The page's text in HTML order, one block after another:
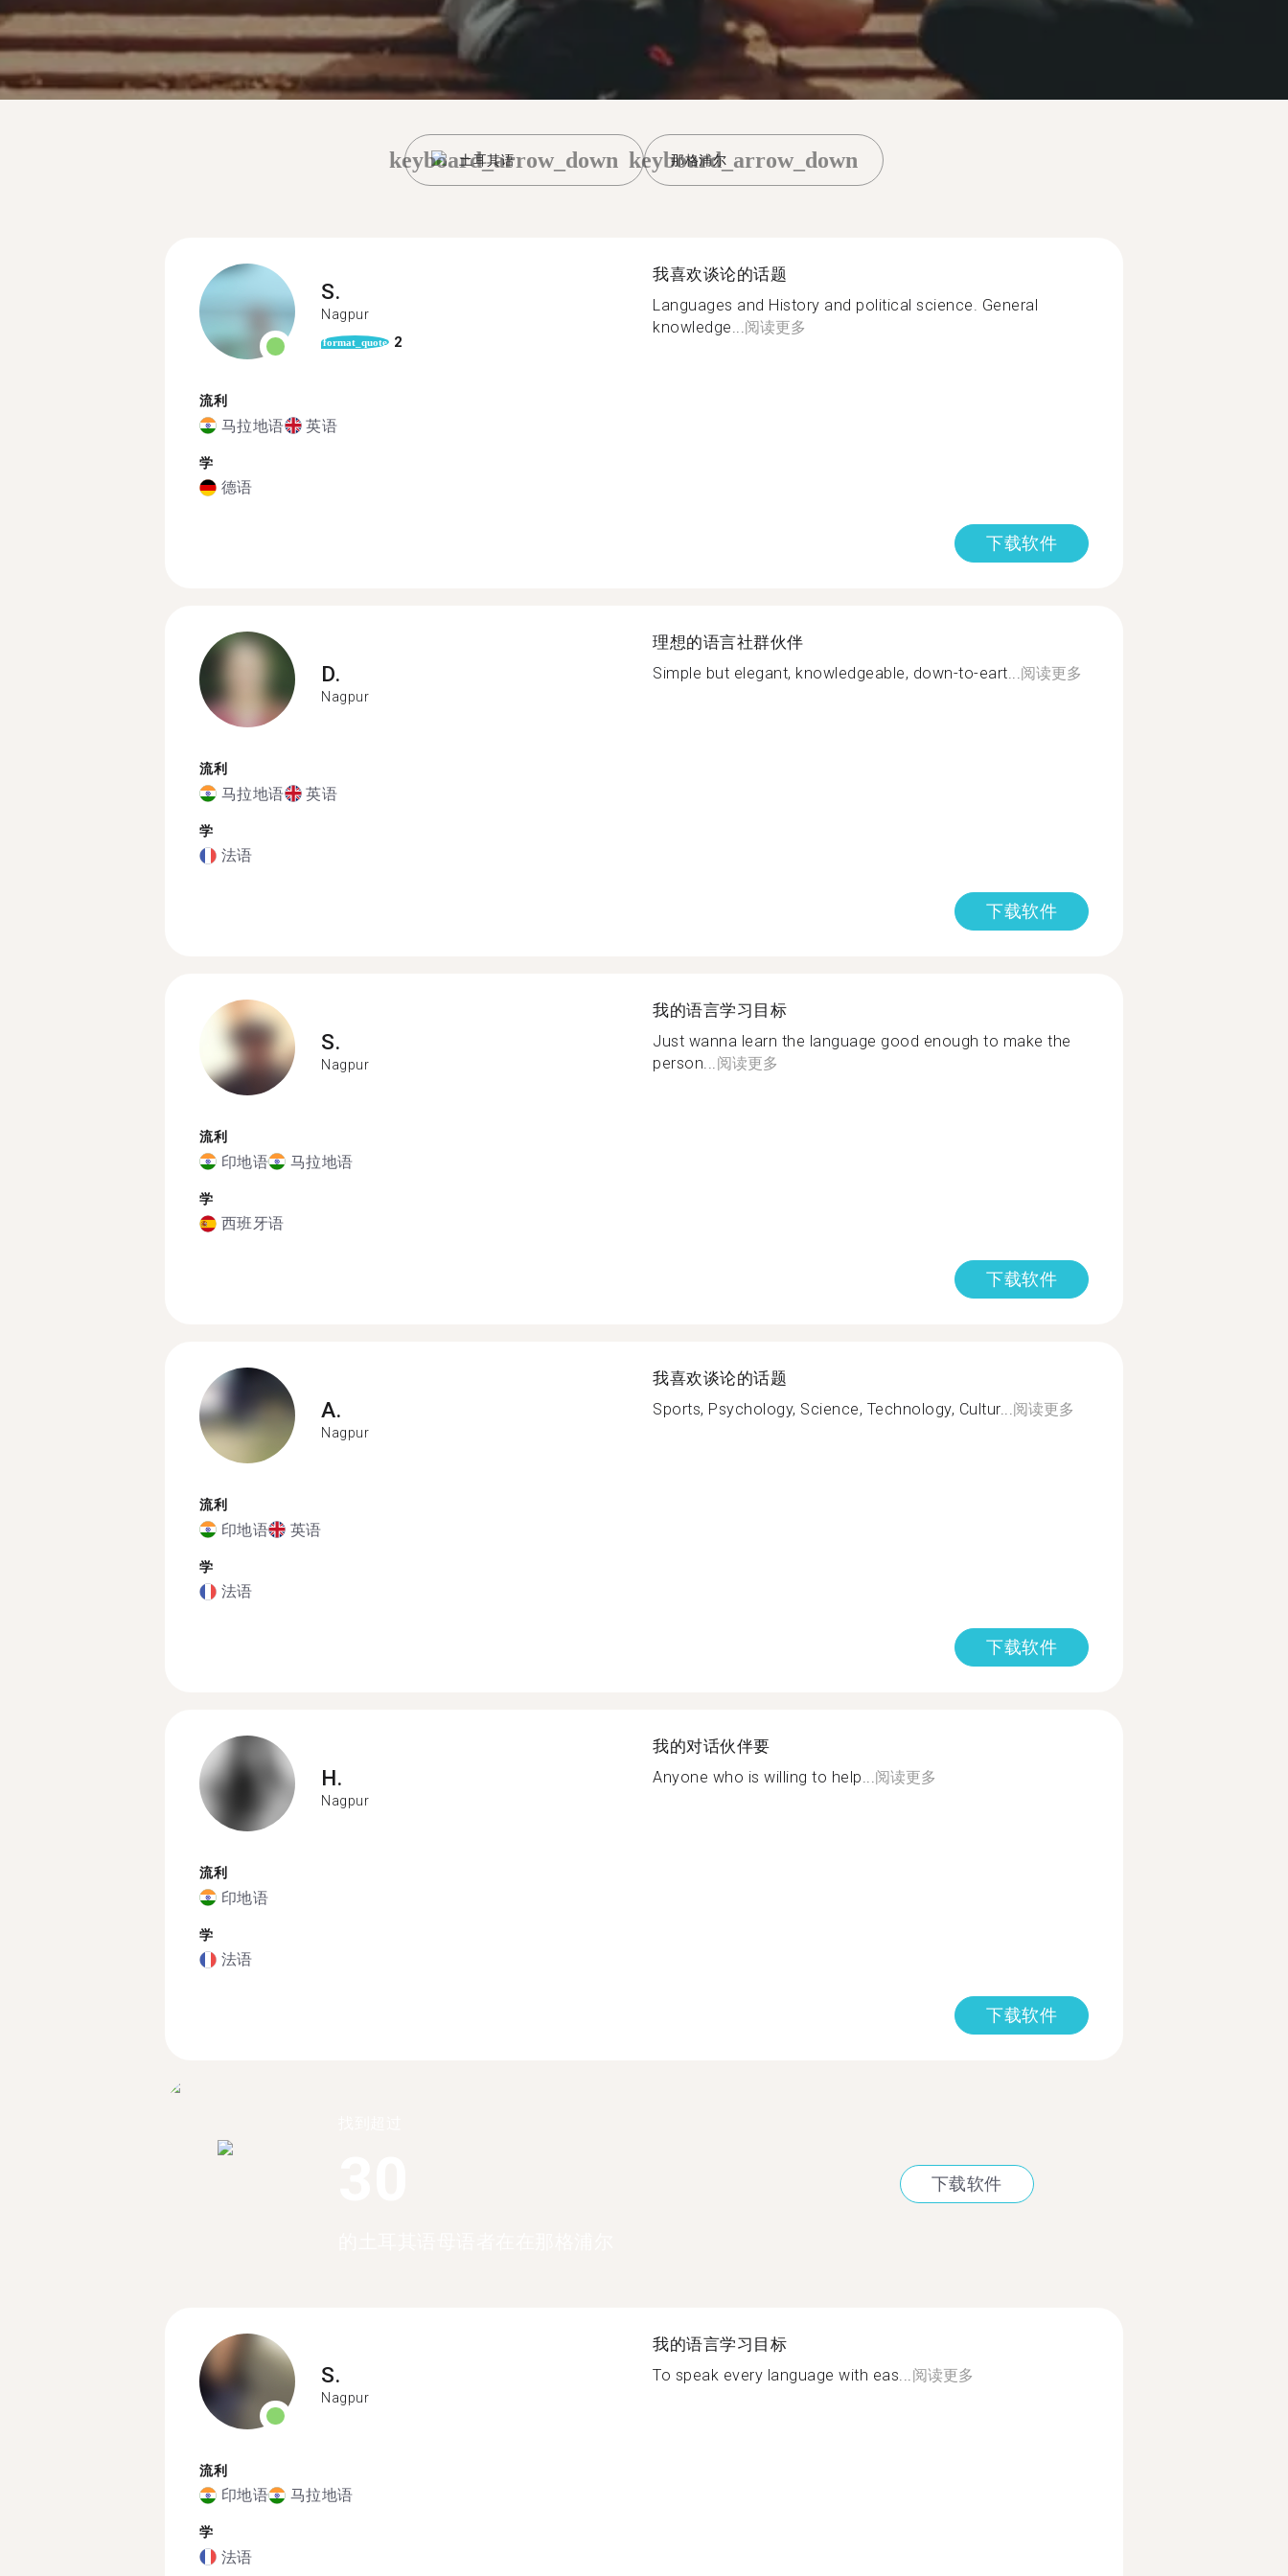
土耳其语
keyboard_arrow_down 那格浦尔
keyboard_arrow_down
S.
Nagpur
format_quote 2
流利
马拉地语 英语
学
德语
我喜欢谈论的话题
Languages and History and political science. General
knowledge...阅读更多
下载软件
D.
Nagpur
流利
马拉地语 英语
学
法语
理想的语言社群伙伴
Simple but elegant, knowledgeable, down-to-eart...阅读更多
下载软件
S.
Nagpur
流利
印地语 马拉地语
学
西班牙语
我的语言学习目标
Just wanna learn the language good enough to make the
person...阅读更多
下载软件
A.
Nagpur
流利
印地语 英语
学
法语
我喜欢谈论的话题
Sports, Psychology, Science, Technology, Cultur...阅读更多
下载软件
H.
Nagpur
流利
印地语
学
法语
我的对话伙伴要
Anyone who is willing to help...阅读更多
下载软件
下载软件
S.
Nagpur
流利
印地语 马拉地语
学
法语
我的语言学习目标
To speak every language with eas... 阅读更多